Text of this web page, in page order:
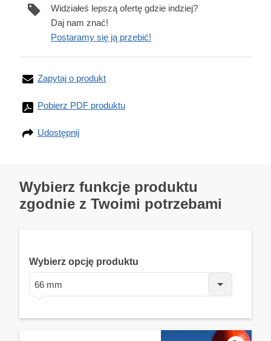
Widziałeś lepszą ofertę gdzie indziej?
Daj nam znać!
Postaramy się ją przebić!
Zapytaj o produkt
Pobierz PDF produktu
Udostępnij
Wybierz funkcje produktu
zgodnie z Twoimi potrzebami
Wybierz opcję produktu
66 mm